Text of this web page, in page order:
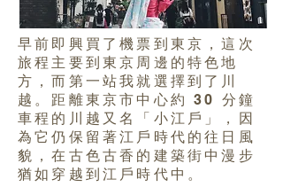
早前即興買了機票到東京，這次
旅程主要到東京周邊的特色地
方，而第一站我就選擇到了川
越。距離東京市中心約 30 分鐘
車程的川越又名「小江戶」，因
為它仍保留著江戶時代的往日風
貌，在古色古香的建築街中漫步
猶如穿越到江戶時代中。